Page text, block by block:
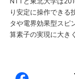
り安定に操作できる
タや電界効果型スピ
算素子の実現に大き